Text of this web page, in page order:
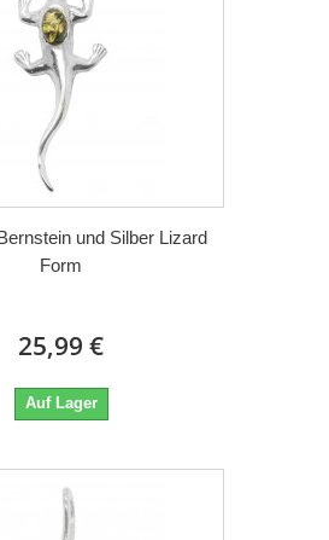
und Silber Lizard
Form
25,99 €
Auf Lager